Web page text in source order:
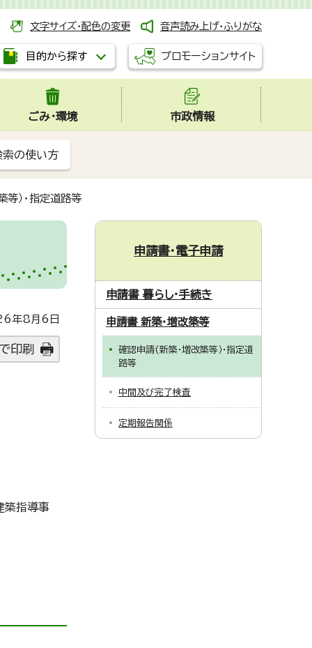
文字サイズ・配色の変更 音声読み上げ・ふりがな
目的から探す プロモーションサイト
ごみ・環境 市政情報
索の使い方
等）・指定道路等
年8月6日
印刷
築指導事
申請書・電子申請
申請書 暮らし・手続き
申請書 新築・増改築等
確認申請(新築・増改築等）・指定道
路等
中間及び完了検査
定期報告関係